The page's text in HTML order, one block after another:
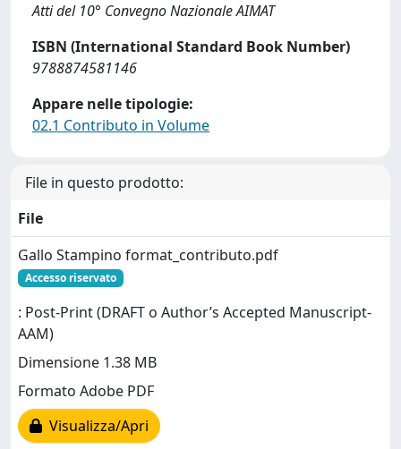
Atti del 10° Convegno Nazionale AIMAT
ISBN (International Standard Book Number)
9788874581146
Appare nelle tipologie:
02.1 Contributo in Volume
File in questo prodotto:
File
Gallo Stampino format_contributo.pdf
Accesso riservato
: Post-Print (DRAFT o Author’s Accepted Manuscript-
AAM)
Dimensione 1.38 MB
Formato Adobe PDF
Visualizza/Apri